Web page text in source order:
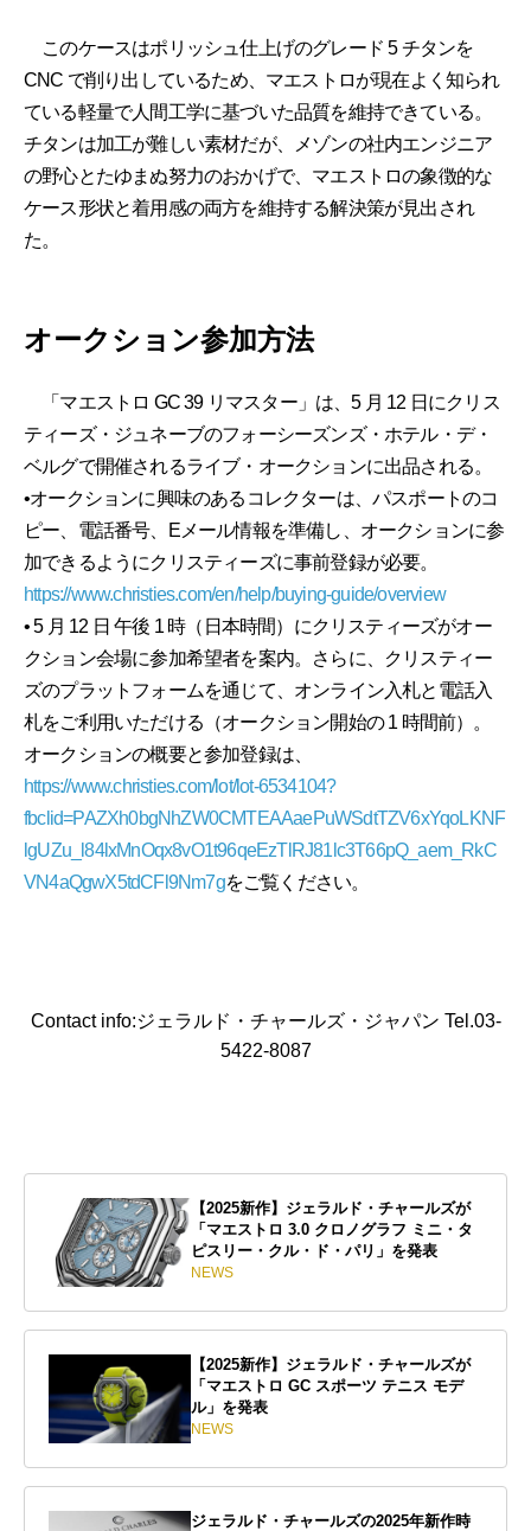
このケースはポリッシュ仕上げのグレード 5 チタンを
CNC で削り出しているため、マエストロが現在よく知られ
ている軽量で人間工学に基づいた品質を維持できている。
チタンは加工が難しい素材だが、メゾンの社内エンジニア
の野心とたゆまぬ努力のおかげで、マエストロの象徴的な
ケース形状と着用感の両方を維持する解決策が見出され
た。
オークション参加方法
「マエストロ GC 39 リマスター」は、5 月 12 日にクリス
ティーズ・ジュネーブのフォーシーズンズ・ホテル・デ・
ベルグで開催されるライブ・オークションに出品される。
•オークションに興味のあるコレクターは、パスポートのコ
ピー、電話番号、Eメール情報を準備し、オークションに参
加できるようにクリスティーズに事前登録が必要。
https://www.christies.com/en/help/buying-guide/overview
• 5 月 12 日 午後 1 時（日本時間）にクリスティーズがオー
クション会場に参加希望者を案内。さらに、クリスティー
ズのプラットフォームを通じて、オンライン入札と電話入
札をご利用いただける（オークション開始の 1 時間前）。
オークションの概要と参加登録は、
https://www.christies.com/lot/lot-6534104?
fbclid=PAZXh0bgNhZW0CMTEAAaePuWSdtTZV6xYqoLKNF
lgUZu_l84lxMnOqx8vO1t96qeEzTlRJ81lc3T66pQ_aem_RkC
VN4aQgwX5tdCFl9Nm7gをご覧ください。
Contact info:ジェラルド・チャールズ・ジャパン Tel.03-
5422-8087
【2025新作】ジェラルド・チャールズが
「マエストロ 3.0 クロノグラフ ミニ・タ
ピスリー・クル・ド・パリ」を発表
NEWS
【2025新作】ジェラルド・チャールズが
「マエストロ GC スポーツ テニス モデ
ル」を発表
NEWS
ジェラルド・チャールズの2025年新作時